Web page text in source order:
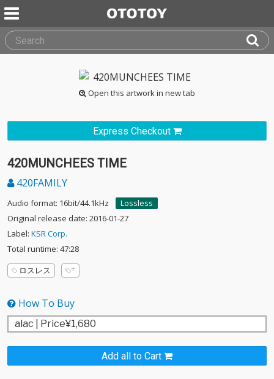
Open this artwork in new tab
Express Checkout
420MUNCHEES TIME
420FAMILY
Audio format: 16bit/44.1kHz
Lossless
Original release date: 2016-01-27
Label: KSR Corp.
Total runtime: 47:28
ロスレス
How To Buy
Add all to Cart